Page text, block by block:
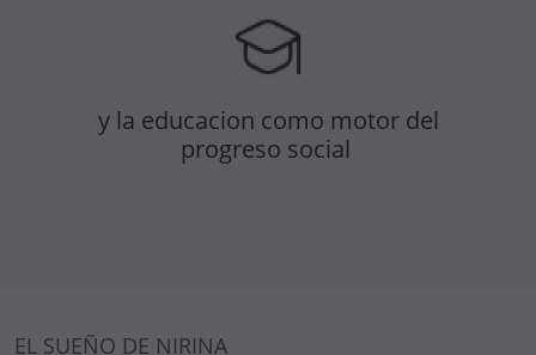
y la educacion como motor del
progreso social
EL SUEÑO DE NIRINA